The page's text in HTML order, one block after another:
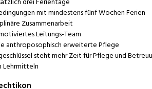
mit mindestens fünf Wochen Ferien
Zusammenarbeit
Leitungs-Team
anthroposophisch erweiterte Pflege
steht mehr Zeit für Pflege und
Lehrmitteln